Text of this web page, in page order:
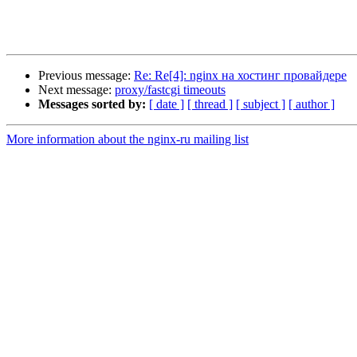
Previous message: Re: Re[4]: nginx на хостинг провайдере
Next message: proxy/fastcgi timeouts
Messages sorted by: [ date ] [ thread ] [ subject ] [ author ]
More information about the nginx-ru mailing list